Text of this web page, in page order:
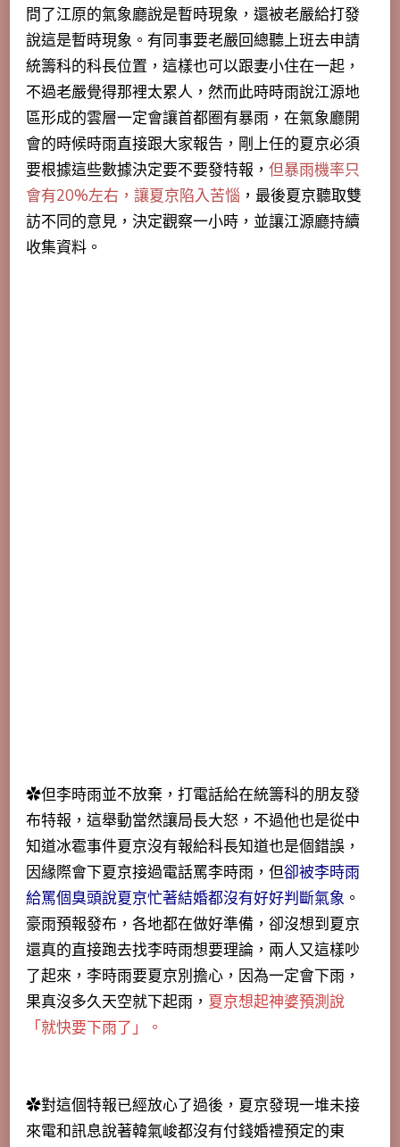
問了江原的氣象廳說是暫時現象，還被老嚴給打發
說這是暫時現象。有同事要老嚴回總聽上班去申請
統籌科的科長位置，這樣也可以跟妻小住在一起，
不過老嚴覺得那裡太累人，然而此時時雨說江源地
區形成的雲層一定會讓首都圈有暴雨，在氣象廳開
會的時候時雨直接跟大家報告，剛上任的夏京必須
要根據這些數據決定要不要發特報， 但暴雨機率只
會有20%左右，讓夏京陷入苦惱 ，最後夏京聽取雙
訪不同的意見，決定觀察一小時，並讓江源廳持續
收集資料。
✿但李時雨並不放棄，打電話給在統籌科的朋友發
布特報，這舉動當然讓局長大怒，不過他也是從中
知道冰雹事件夏京沒有報給科長知道也是個錯誤，
因緣際會下夏京接過電話罵李時雨，但卻被李時雨
給罵個臭頭說夏京忙著結婚都沒有好好判斷氣象 。
豪雨預報發布，各地都在做好準備，卻沒想到夏京
還真的直接跑去找李時雨想要理論，兩人又這樣吵
了起來，李時雨要夏京別擔心，因為一定會下雨，
果真沒多久天空就下起雨， 夏京想起神婆預測說
「就快要下雨了」。
✿對這個特報已經放心了過後，夏京發現一堆未接
來電和訊息說著韓氣峻都沒有付錢婚禮預定的東